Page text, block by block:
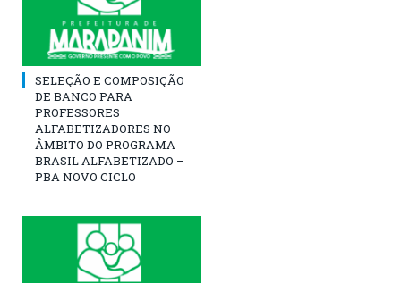
SELEÇÃO E COMPOSIÇÃO
DE BANCO PARA
PROFESSORES
ALFABETIZADORES NO
ÂMBITO DO PROGRAMA
BRASIL ALFABETIZADO –
PBA NOVO CICLO